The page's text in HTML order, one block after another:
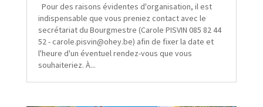
Pour des raisons évidentes d'organisation, il est
indispensable que vous preniez contact avec le
secrétariat du Bourgmestre (Carole PISVIN 085 82 44
52 - carole.pisvin@ohey.be) afin de fixer la date et
l'heure d'un éventuel rendez-vous que vous
souhaiteriez. À...